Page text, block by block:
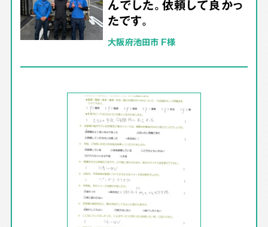
んでした。依頼して良かっ
たです。
大阪府池田市 F様